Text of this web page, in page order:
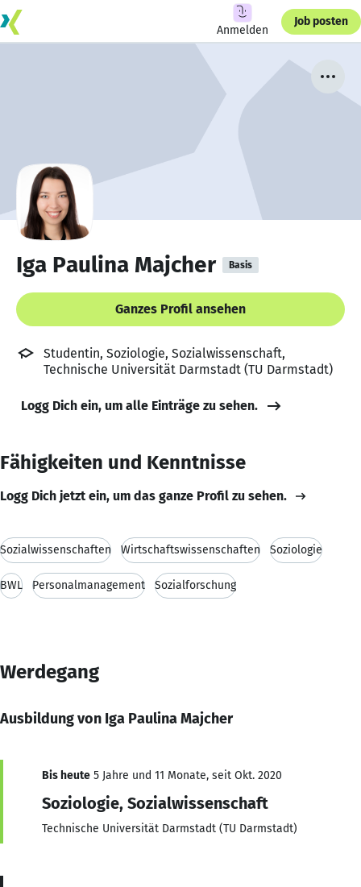
Anmelden
Job posten
Iga Paulina Majcher Basis
Ganzes Profil ansehen
Studentin, Soziologie, Sozialwissenschaft,
Technische Universität Darmstadt (TU Darmstadt)
Logg Dich ein, um alle Einträge zu sehen.
Fähigkeiten und Kenntnisse
Logg Dich jetzt ein, um das ganze Profil zu sehen.
Sozialwissenschaften Wirtschaftswissenschaften Soziologie
BWL Personalmanagement Sozialforschung
Werdegang
Ausbildung von Iga Paulina Majcher
Bis heute 5 Jahre und 11 Monate, seit Okt. 2020
Soziologie, Sozialwissenschaft
Technische Universität Darmstadt (TU Darmstadt)